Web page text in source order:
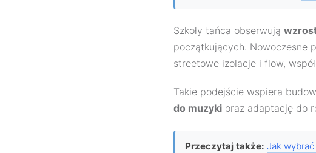
Szkoły tańca obserwują
początkujących. Nowoczesne
streetowe izolacje i flow,
Takie podejście wspiera
do muzyki oraz adaptację do
Przeczytaj także: Jak